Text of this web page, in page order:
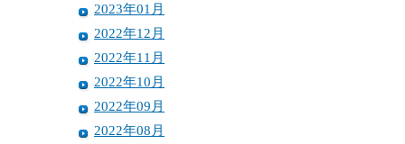
2023年01月
2022年12月
2022年11月
2022年10月
2022年09月
2022年08月